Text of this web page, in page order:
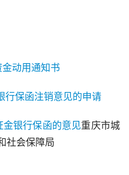
动用通知书
行保函注销意见的申请
银行保函的意见重庆市城
社会保障局